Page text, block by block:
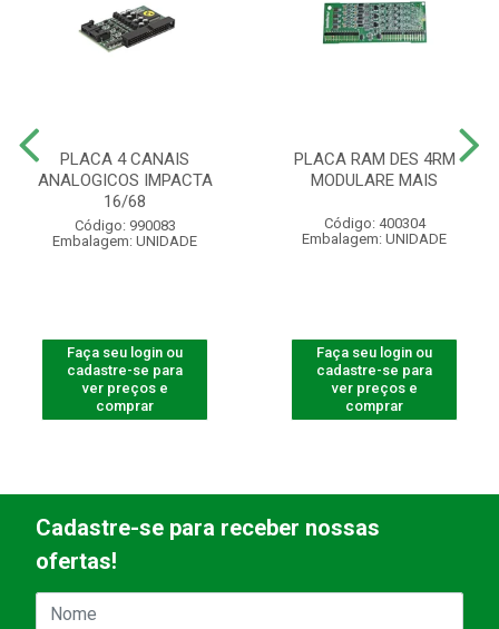
PLACA 4 CANAIS
ANALOGICOS IMPACTA
16/68
Código: 990083
Embalagem: UNIDADE
Faça seu login ou
cadastre-se para
ver preços e
comprar
PLACA RAM DES 4RM
MODULARE MAIS
Código: 400304
Embalagem: UNIDADE
Faça seu login ou
cadastre-se para
ver preços e
comprar
Cadastre-se para receber nossas
ofertas!